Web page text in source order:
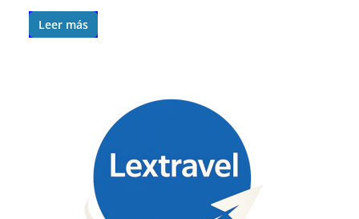
Leer más